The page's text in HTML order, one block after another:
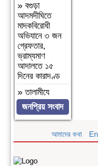
» বগুড়া
আদমদীঘিতে
মাদকবিরোধী
অভিযানে ৩ জন
গ্রেফতার,
ভ্রাম্যমাণ
আদালতে ১৫
দিনের কারাদণ্ড
»‎তালামীযে
ইসলামিয়া
জগন্নাথপুর পশ্চিম
উপজেলা শাখার
কাউন্সিল সম্পন্ন।
হাবিবুন নেছা
জনপ্রিয় সংবাদ
আমাদের কথা